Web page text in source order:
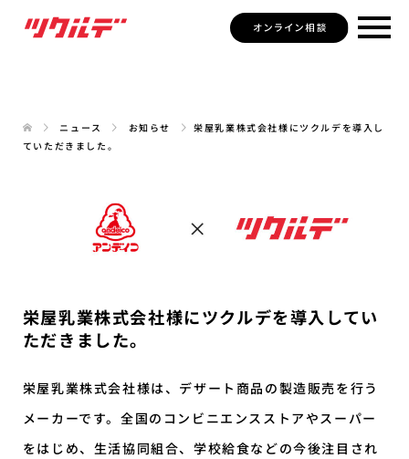
ニュース お知らせ
栄屋乳業株式会社様にツクルデを導入し
ていただきました。
栄屋乳業株式会社様にツクルデを導入してい
ただきました。
栄屋乳業株式会社様は、デザート商品の製造販売を行う
メーカーです。全国のコンビニエンスストアやスーパー
をはじめ、生活協同組合、学校給食などの今後注目され